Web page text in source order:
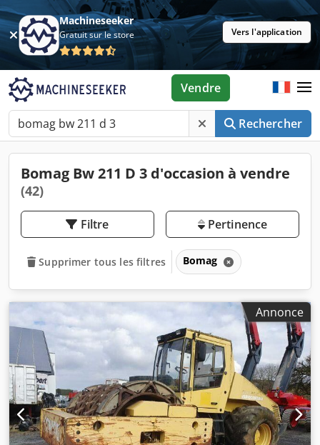
Machineseeker
Gratuit sur le store Vers l'application
Rechercher
Vendre
Bomag Bw 211 D 3 d'occasion à vendre
(42)
Filtre Pertinence
Supprimer tous les filtres Bomag
Annonce